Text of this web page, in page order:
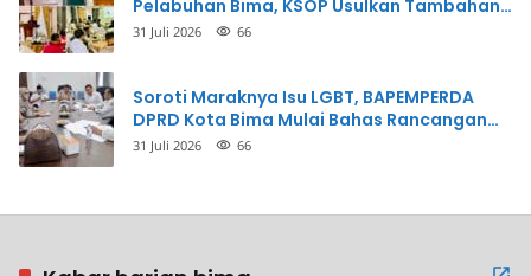
Pelabuhan Bima, KSOP Usulkan Tambahan
Dermaga Rp400 Miliar
31 Juli 2026 66
Soroti Maraknya Isu LGBT, BAPEMPERDA
DPRD Kota Bima Mulai Bahas Rancangan
Perda Pencegahan
31 Juli 2026 66